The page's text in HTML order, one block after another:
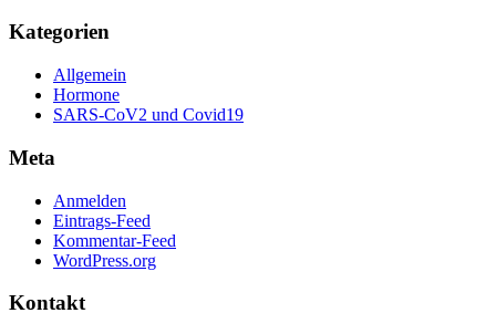
Kategorien
Allgemein
Hormone
SARS-CoV2 und Covid19
Meta
Anmelden
Eintrags-Feed
Kommentar-Feed
WordPress.org
Kontakt